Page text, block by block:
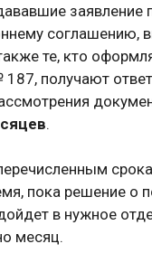
заявление
соглашению,
те, кто
получают
.
пока решение о
в нужное
месяц.